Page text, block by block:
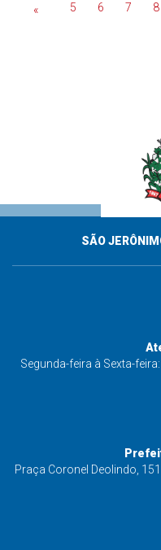
« 5 6 7 8
SÃO
Segunda-feira à Sexta-
Praça Coronel Deolindo,